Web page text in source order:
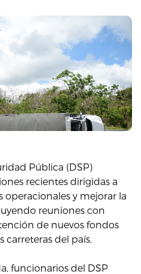
Pública (DSP)
recientes dirigidas a
operacionales y mejorar la
reuniones con
de nuevos fondos
carreteras del país.
funcionarios del DSP